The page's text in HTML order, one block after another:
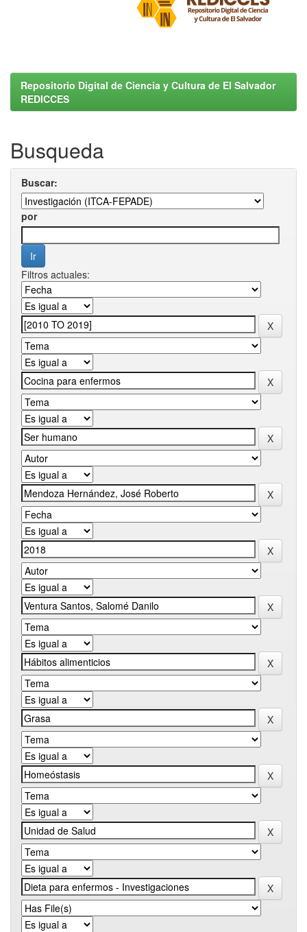
Repositorio Digital de Ciencia y Cultura de El Salvador
REDICCES
Busqueda
Buscar:
por
Filtros actuales: